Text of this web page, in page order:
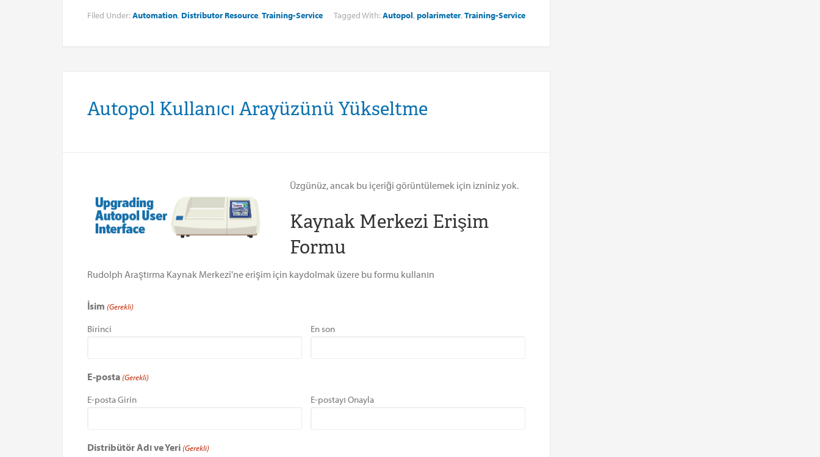
Filed Under: Automation, Distributor Resource, Training-Service Tagged With: Autopol, polarimeter, Training-Service
Autopol Kullanıcı Arayüzünü Yükseltme
Üzgünüz, ancak bu içeriği görüntülemek için izniniz yok.
Kaynak Merkezi Erişim
Formu
Rudolph Araştırma Kaynak Merkezi'ne erişim için kaydolmak üzere bu formu kullanın
İsim (Gerekli)
Birinci En son
E-posta (Gerekli)
E-posta Girin E-postayı Onayla
Distribütör Adı ve Yeri (Gerekli)